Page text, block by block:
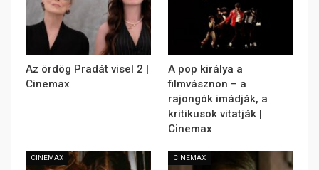
Az ördög Pradát visel 2 |
Cinemax
A pop királya a
filmvásznon – a
rajongók imádják, a
kritikusok vitatják |
Cinemax
CINEMAX CINEMAX